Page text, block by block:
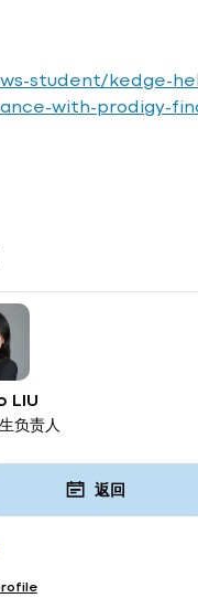
student/kedge-
with-prodigy-
LIU
负责人
返回